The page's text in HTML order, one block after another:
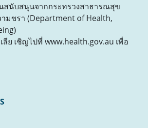
สนับสนุนจากกระทรวงสาธารณสุข
มชรา (Department of Health,
ลีย เชิญไปที่ www.health.gov.au เพื่อ